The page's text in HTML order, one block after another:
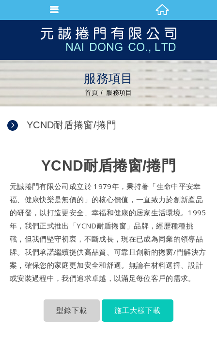
服務項目
首頁 服務項目
YCND耐盾捲窗/捲門
YCND耐盾捲窗/捲門
元誠捲門有限公司成立於 1979年，秉持著「生命中平安幸
福、健康快樂是無價的」的核心價值，一直致力於創新產品
的研發，以打造更安全、幸福和健康的居家生活環境。1995
年，我們正式推出「YCND耐盾捲窗」品牌，經歷種種挑
戰，但我們堅守初衷，不斷成長，現在已成為同業的領導品
牌。我們承諾繼續提供高品質、可靠且創新的捲窗/門解決方
案，確保您的家庭更加安全和舒適。無論在材料選擇、設計
或安裝過程中，我們追求卓越，以滿足每位客戶的需求。
型錄下載 施工大樣下載